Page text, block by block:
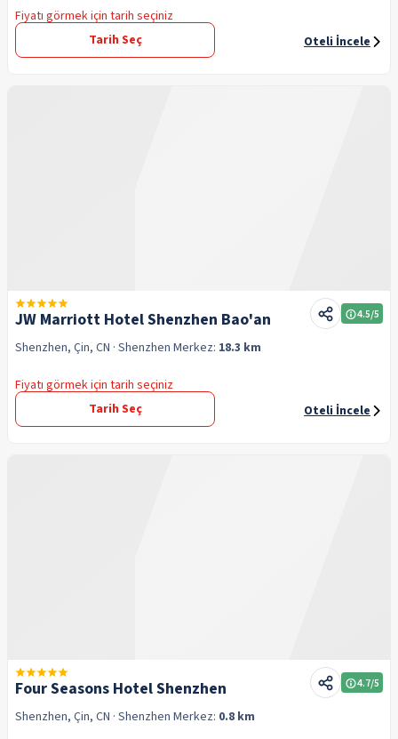
Fiyatı görmek için tarih seçiniz
Tarih Seç
Oteli İncele
JW Marriott Hotel Shenzhen Bao'an 4.5/5
Shenzhen, Çin, CN · Shenzhen Merkez: 18.3 km
Fiyatı görmek için tarih seçiniz
Tarih Seç
Oteli İncele
Four Seasons Hotel Shenzhen 4.7/5
Shenzhen, Çin, CN · Shenzhen Merkez: 0.8 km